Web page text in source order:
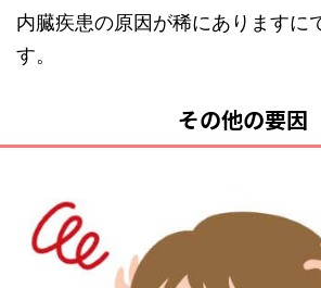
内臓疾患の原因が稀にありますに
す。
その他の要因